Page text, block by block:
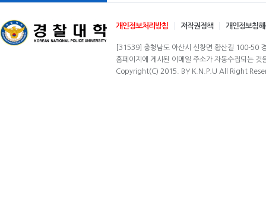
개인정보처리방침 저작권정책 개인정보침
[31539] 충청남도 아산시 신창면 황산길 100-50
홈페이지에 게시된 이메일 주소가 자동수집되는
Copyright(C) 2015. BY K.N.P.U All Right